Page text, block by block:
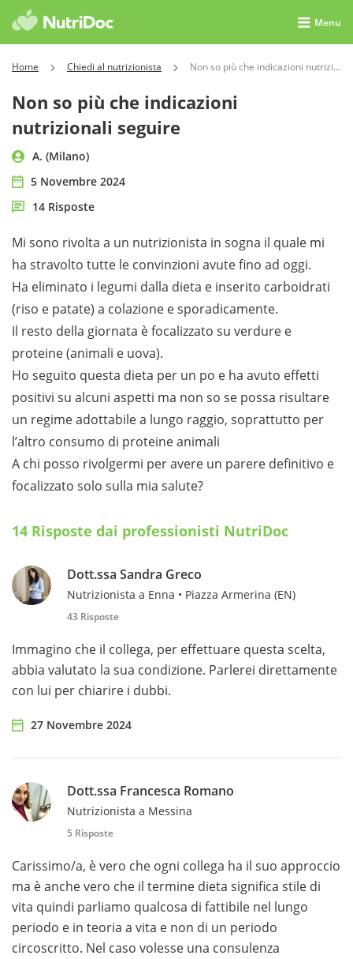
Menu
Home Chiedi al nutrizionista Non so più che indicazioni nutrizionali seguire
Non so più che indicazioni
nutrizionali seguire
A. (Milano)
5 Novembre 2024
14 Risposte
Mi sono rivolta a un nutrizionista in sogna il quale mi
ha stravolto tutte le convinzioni avute fino ad oggi.
Ha eliminato i legumi dalla dieta e inserito carboidrati
(riso e patate) a colazione e sporadicamente.
Il resto della giornata è focalizzato su verdure e
proteine (animali e uova).
Ho seguito questa dieta per un po e ha avuto effetti
positivi su alcuni aspetti ma non so se possa risultare
un regime adottabile a lungo raggio, soprattutto per
l’altro consumo di proteine animali
A chi posso rivolgermi per avere un parere definitivo e
focalizzato solo sulla mia salute?
14 Risposte dai professionisti NutriDoc
Dott.ssa Sandra Greco
Nutrizionista a Enna • Piazza Armerina (EN)
43 Risposte
Immagino che il collega, per effettuare questa scelta,
abbia valutato la sua condizione. Parlerei direttamente
con lui per chiarire i dubbi.
27 Novembre 2024
Dott.ssa Francesca Romano
Nutrizionista a Messina
5 Risposte
Carissimo/a, è vero che ogni collega ha il suo approccio
ma è anche vero che il termine dieta significa stile di
vita quindi parliamo qualcosa di fattibile nel lungo
periodo e in teoria a vita e non di un periodo
circoscritto. Nel caso volesse una consulenza